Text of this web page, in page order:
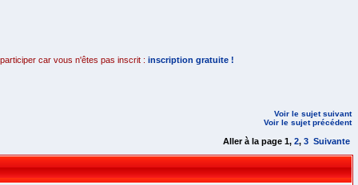
car vous n'êtes pas inscrit : inscription gratuite !
Voir le sujet suivant
Voir le sujet précédent
Aller à la page 1, 2, 3 Suivante